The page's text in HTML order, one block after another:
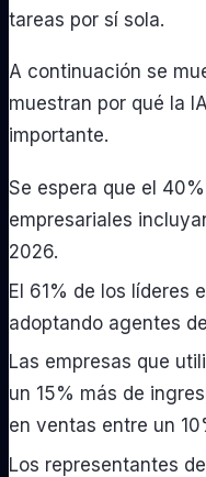
tareas por sí sola.
A continuación se
muestran por qué la
importante.
Se espera que el
empresariales
2026.
El 61% de los líderes
adoptando agentes
Las empresas que
un 15% más de
en ventas entre un
Los representantes